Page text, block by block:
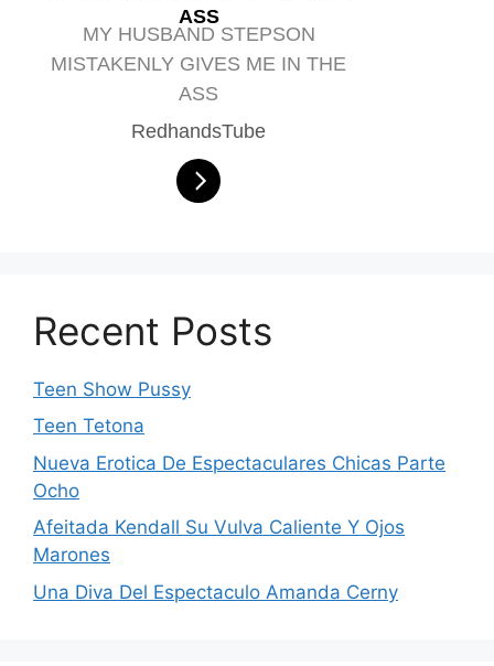
ASS
MY HUSBAND STEPSON
MISTAKENLY GIVES ME IN THE
ASS
RedhandsTube
Recent Posts
Teen Show Pussy
Teen Tetona
Nueva Erotica De Espectaculares Chicas Parte
Ocho
Afeitada Kendall Su Vulva Caliente Y Ojos
Marones
Una Diva Del Espectaculo Amanda Cerny